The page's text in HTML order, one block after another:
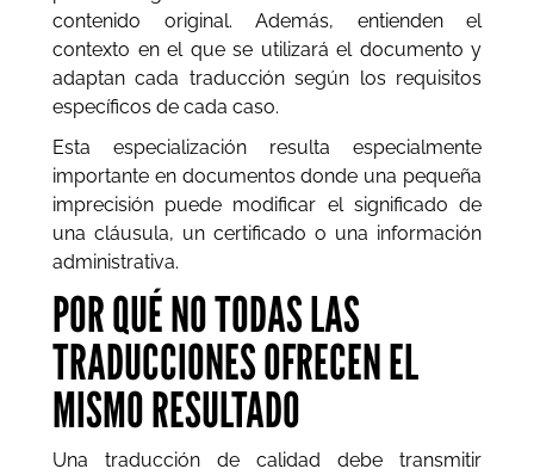
contenido original. Además, entienden el
contexto en el que se utilizará el documento y
adaptan cada traducción según los requisitos
específicos de cada caso.
Esta especialización resulta especialmente
importante en documentos donde una pequeña
imprecisión puede modificar el significado de
una cláusula, un certificado o una información
administrativa.
POR QUÉ NO TODAS LAS
TRADUCCIONES OFRECEN EL
MISMO RESULTADO
Una traducción de calidad debe transmitir